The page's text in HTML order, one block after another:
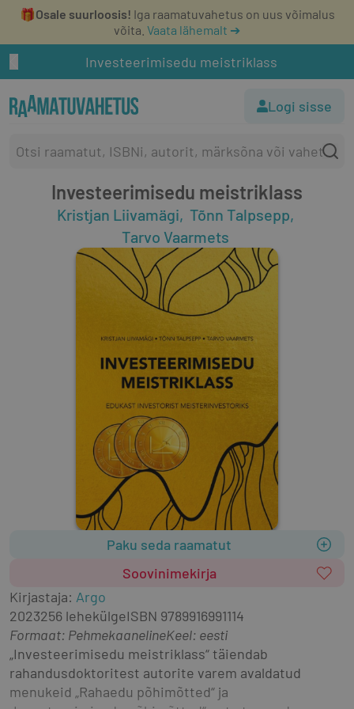
🎁Osale suurloosis! Iga raamatuvahetus on uus võimalus
võita. Vaata lähemalt ➔
Investeerimisedu meistriklass
Logi sisse
Investeerimisedu meistriklass
Kristjan Liivamägi
Tõnn Talpsepp
Tarvo Vaarmets
Paku seda raamatut
Soovinimekirja
Kirjastaja: Argo
2023256 lehekülgeISBN 9789916991114
Formaat: PehmekaanelineKeel: eesti
„Investeerimisedu meistriklass“ täiendab
rahandusdoktoritest autorite varem avaldatud
menukeid „Rahaedu põhimõtted“ ja